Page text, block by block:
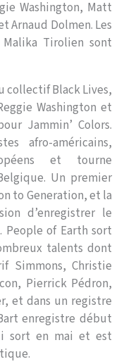
Washington, Matt
Arnaud Dolmen. Les
Tirolien sont
collectif Black Lives,
Washington et
Jammin’ Colors.
afro-américains,
et tourne
Un premier
to Generation, et la
d’enregistrer le
of Earth sort
talents dont
Simmons, Christie
Pierrick Pédron,
et dans un registre
enregistre début
sort en mai et est